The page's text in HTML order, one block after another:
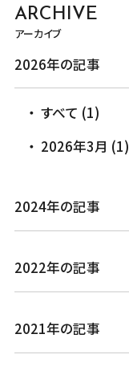
ARCHIVE
アーカイブ
2026年の記事
すべて (1)
2026年3月 (1)
2024年の記事
2022年の記事
2021年の記事